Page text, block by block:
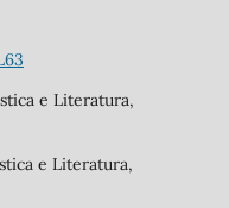
e Literatura,
e Literatura,